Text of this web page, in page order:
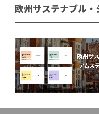
欧州サステナブル・